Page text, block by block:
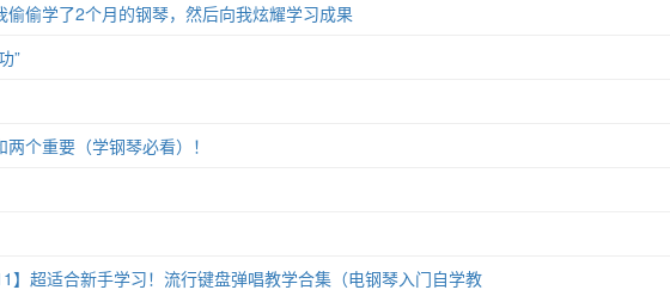
偷偷学了2个月的钢琴，然后向我炫耀学习成果
”
个重要（学钢琴必看）！
】超适合新手学习！流行键盘弹唱教学合集（电钢琴入门自学教